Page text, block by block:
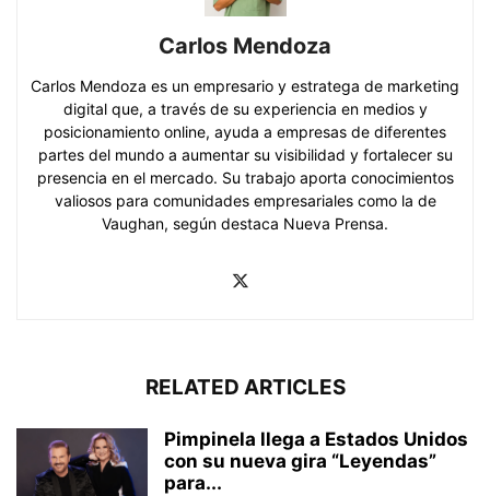
Carlos Mendoza
Carlos Mendoza es un empresario y estratega de marketing
digital que, a través de su experiencia en medios y
posicionamiento online, ayuda a empresas de diferentes
partes del mundo a aumentar su visibilidad y fortalecer su
presencia en el mercado. Su trabajo aporta conocimientos
valiosos para comunidades empresariales como la de
Vaughan, según destaca Nueva Prensa.
RELATED ARTICLES
Pimpinela llega a Estados Unidos
con su nueva gira “Leyendas”
para...